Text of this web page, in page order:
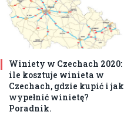
Winiety w Czechach 2020:
ile kosztuje winieta w
Czechach, gdzie kupić i jak
wypełnić winietę?
Poradnik.